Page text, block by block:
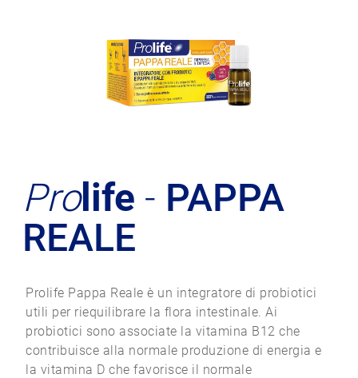
Prolife - PAPPA
REALE
Prolife Pappa Reale è un integratore di probiotici
utili per riequilibrare la flora intestinale. Ai
probiotici sono associate la vitamina B12 che
contribuisce alla normale produzione di energia e
la vitamina D che favorisce il normale